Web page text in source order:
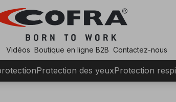
Vidéos Boutique en ligne B2B Contactez-nous
Protection des yeuxProtection